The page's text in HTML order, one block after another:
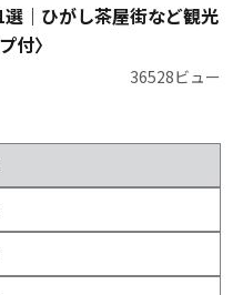
選｜ひがし茶屋街など観光
付〉
36528ビュー